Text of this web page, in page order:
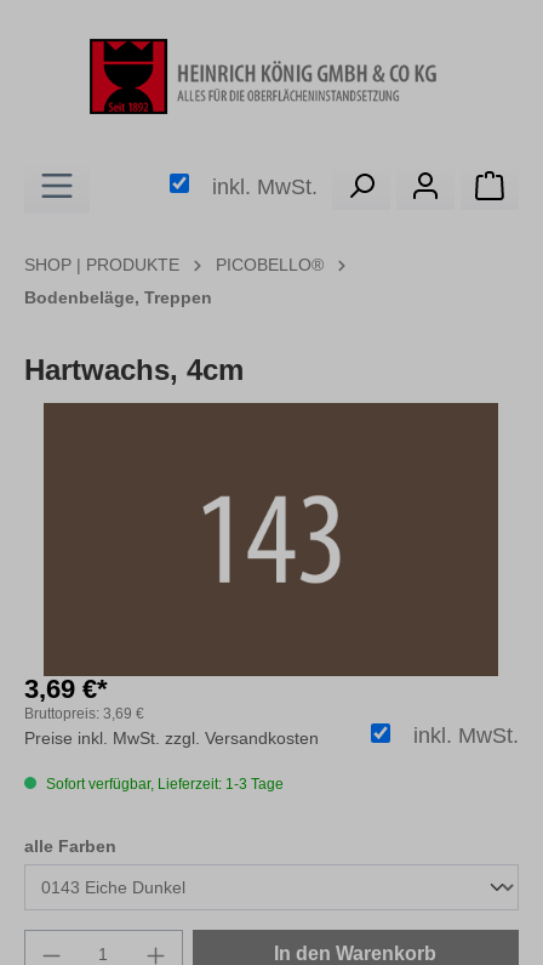
inkl. MwSt.
SHOP | PRODUKTE
PICOBELLO®
Bodenbeläge, Treppen
Hartwachs, 4cm
3,69 €*
Bruttopreis: 3,69 €
inkl. MwSt.
Preise inkl. MwSt. zzgl. Versandkosten
Sofort verfügbar, Lieferzeit: 1-3 Tage
alle Farben
Produkt Anzahl: Gib den gewünschten
In den Warenkorb